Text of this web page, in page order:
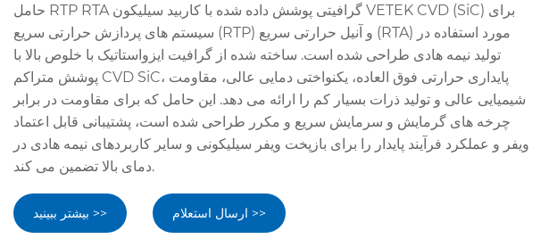
حامل RTP RTA گرافیتی پوشش داده شده با کاربید سیلیکون VETEK CVD (SiC) برای
سیستم های پردازش حرارتی سریع (RTP) و آنیل حرارتی سریع (RTA) مورد استفاده در
تولید نیمه هادی طراحی شده است. ساخته شده از گرافیت ایزواستاتیک با خلوص بالا با
پوشش متراکم CVD SiC، پایداری حرارتی فوق العاده، یکنواختی دمایی عالی، مقاومت
شیمیایی عالی و تولید ذرات بسیار کم را ارائه می دهد. این حامل که برای مقاومت در برابر
چرخه های گرمایش و سرمایش سریع و مکرر طراحی شده است، پشتیبانی قابل اعتماد
ویفر و عملکرد فرآیند پایدار را برای بازپخت ویفر سیلیکونی و سایر کاربردهای نیمه هادی در
دمای بالا تضمین می کند.
بیشتر ببینید >> ارسال استعلام >>